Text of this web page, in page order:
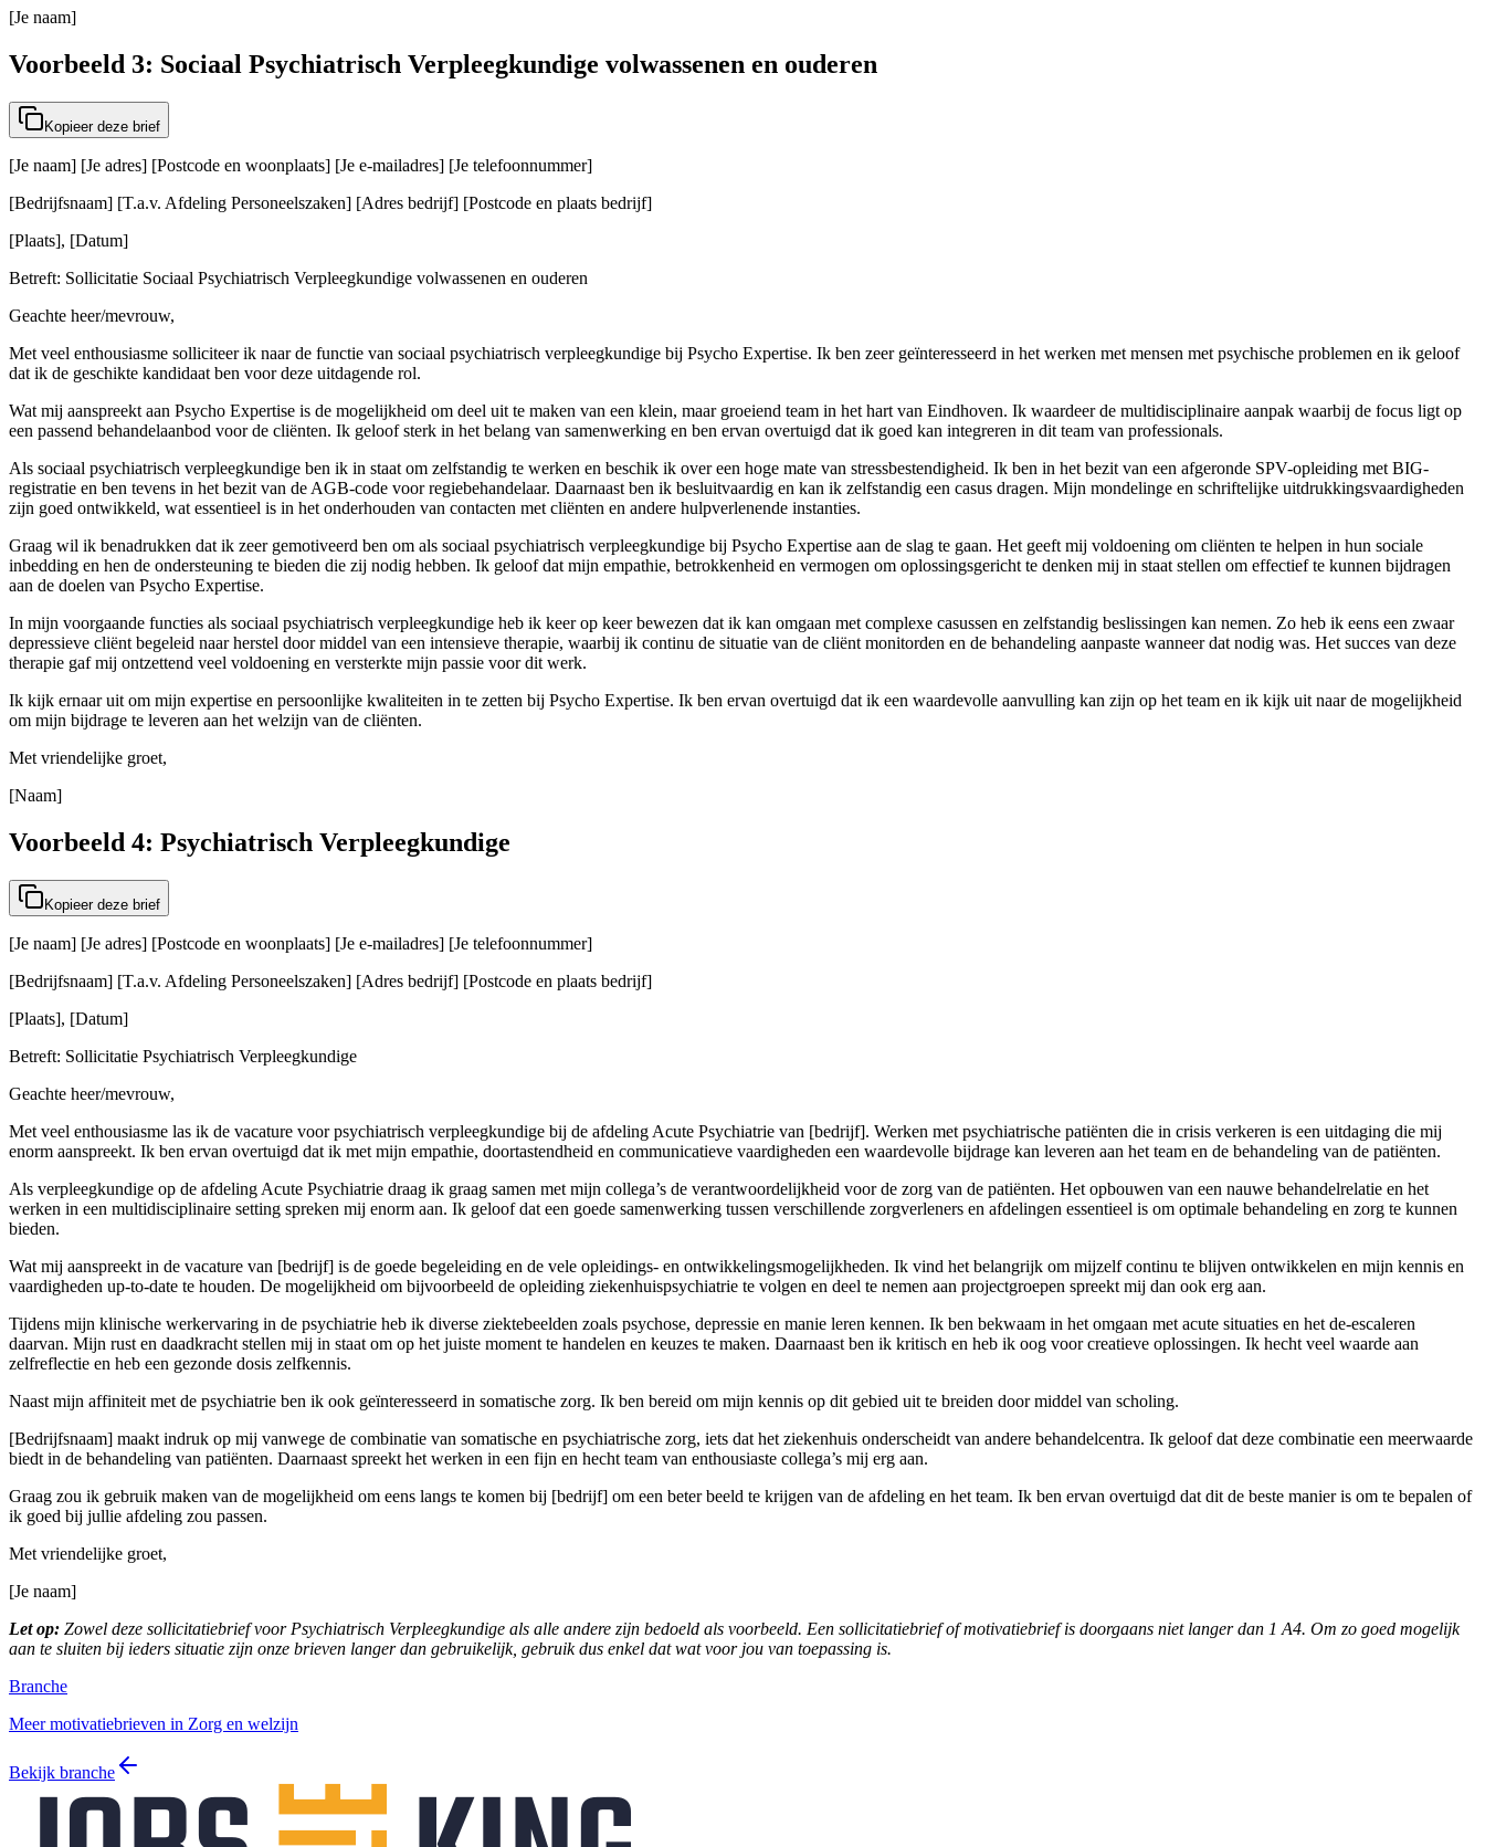
[Je naam]
Voorbeeld 3: Sociaal Psychiatrisch Verpleegkundige volwassenen en ouderen
Kopieer deze brief
[Je naam] [Je adres] [Postcode en woonplaats] [Je e-mailadres] [Je telefoonnummer]
[Bedrijfsnaam] [T.a.v. Afdeling Personeelszaken] [Adres bedrijf] [Postcode en plaats bedrijf]
[Plaats], [Datum]
Betreft: Sollicitatie Sociaal Psychiatrisch Verpleegkundige volwassenen en ouderen
Geachte heer/mevrouw,
Met veel enthousiasme solliciteer ik naar de functie van sociaal psychiatrisch verpleegkundige bij Psycho Expertise. Ik ben zeer geïnteresseerd in het werken met mensen met psychische problemen en ik geloof
dat ik de geschikte kandidaat ben voor deze uitdagende rol.
Wat mij aanspreekt aan Psycho Expertise is de mogelijkheid om deel uit te maken van een klein, maar groeiend team in het hart van Eindhoven. Ik waardeer de multidisciplinaire aanpak waarbij de focus ligt op
een passend behandelaanbod voor de cliënten. Ik geloof sterk in het belang van samenwerking en ben ervan overtuigd dat ik goed kan integreren in dit team van professionals.
Als sociaal psychiatrisch verpleegkundige ben ik in staat om zelfstandig te werken en beschik ik over een hoge mate van stressbestendigheid. Ik ben in het bezit van een afgeronde SPV-opleiding met BIG-
registratie en ben tevens in het bezit van de AGB-code voor regiebehandelaar. Daarnaast ben ik besluitvaardig en kan ik zelfstandig een casus dragen. Mijn mondelinge en schriftelijke uitdrukkingsvaardigheden
zijn goed ontwikkeld, wat essentieel is in het onderhouden van contacten met cliënten en andere hulpverlenende instanties.
Graag wil ik benadrukken dat ik zeer gemotiveerd ben om als sociaal psychiatrisch verpleegkundige bij Psycho Expertise aan de slag te gaan. Het geeft mij voldoening om cliënten te helpen in hun sociale
inbedding en hen de ondersteuning te bieden die zij nodig hebben. Ik geloof dat mijn empathie, betrokkenheid en vermogen om oplossingsgericht te denken mij in staat stellen om effectief te kunnen bijdragen
aan de doelen van Psycho Expertise.
In mijn voorgaande functies als sociaal psychiatrisch verpleegkundige heb ik keer op keer bewezen dat ik kan omgaan met complexe casussen en zelfstandig beslissingen kan nemen. Zo heb ik eens een zwaar
depressieve cliënt begeleid naar herstel door middel van een intensieve therapie, waarbij ik continu de situatie van de cliënt monitorden en de behandeling aanpaste wanneer dat nodig was. Het succes van deze
therapie gaf mij ontzettend veel voldoening en versterkte mijn passie voor dit werk.
Ik kijk ernaar uit om mijn expertise en persoonlijke kwaliteiten in te zetten bij Psycho Expertise. Ik ben ervan overtuigd dat ik een waardevolle aanvulling kan zijn op het team en ik kijk uit naar de mogelijkheid
om mijn bijdrage te leveren aan het welzijn van de cliënten.
Met vriendelijke groet,
[Naam]
Voorbeeld 4: Psychiatrisch Verpleegkundige
Kopieer deze brief
[Je naam] [Je adres] [Postcode en woonplaats] [Je e-mailadres] [Je telefoonnummer]
[Bedrijfsnaam] [T.a.v. Afdeling Personeelszaken] [Adres bedrijf] [Postcode en plaats bedrijf]
[Plaats], [Datum]
Betreft: Sollicitatie Psychiatrisch Verpleegkundige
Geachte heer/mevrouw,
Met veel enthousiasme las ik de vacature voor psychiatrisch verpleegkundige bij de afdeling Acute Psychiatrie van [bedrijf]. Werken met psychiatrische patiënten die in crisis verkeren is een uitdaging die mij
enorm aanspreekt. Ik ben ervan overtuigd dat ik met mijn empathie, doortastendheid en communicatieve vaardigheden een waardevolle bijdrage kan leveren aan het team en de behandeling van de patiënten.
Als verpleegkundige op de afdeling Acute Psychiatrie draag ik graag samen met mijn collega’s de verantwoordelijkheid voor de zorg van de patiënten. Het opbouwen van een nauwe behandelrelatie en het
werken in een multidisciplinaire setting spreken mij enorm aan. Ik geloof dat een goede samenwerking tussen verschillende zorgverleners en afdelingen essentieel is om optimale behandeling en zorg te kunnen
bieden.
Wat mij aanspreekt in de vacature van [bedrijf] is de goede begeleiding en de vele opleidings- en ontwikkelingsmogelijkheden. Ik vind het belangrijk om mijzelf continu te blijven ontwikkelen en mijn kennis en
vaardigheden up-to-date te houden. De mogelijkheid om bijvoorbeeld de opleiding ziekenhuispsychiatrie te volgen en deel te nemen aan projectgroepen spreekt mij dan ook erg aan.
Tijdens mijn klinische werkervaring in de psychiatrie heb ik diverse ziektebeelden zoals psychose, depressie en manie leren kennen. Ik ben bekwaam in het omgaan met acute situaties en het de-escaleren
daarvan. Mijn rust en daadkracht stellen mij in staat om op het juiste moment te handelen en keuzes te maken. Daarnaast ben ik kritisch en heb ik oog voor creatieve oplossingen. Ik hecht veel waarde aan
zelfreflectie en heb een gezonde dosis zelfkennis.
Naast mijn affiniteit met de psychiatrie ben ik ook geïnteresseerd in somatische zorg. Ik ben bereid om mijn kennis op dit gebied uit te breiden door middel van scholing.
[Bedrijfsnaam] maakt indruk op mij vanwege de combinatie van somatische en psychiatrische zorg, iets dat het ziekenhuis onderscheidt van andere behandelcentra. Ik geloof dat deze combinatie een meerwaarde
biedt in de behandeling van patiënten. Daarnaast spreekt het werken in een fijn en hecht team van enthousiaste collega’s mij erg aan.
Graag zou ik gebruik maken van de mogelijkheid om eens langs te komen bij [bedrijf] om een beter beeld te krijgen van de afdeling en het team. Ik ben ervan overtuigd dat dit de beste manier is om te bepalen of
ik goed bij jullie afdeling zou passen.
Met vriendelijke groet,
[Je naam]
Let op: Zowel deze sollicitatiebrief voor Psychiatrisch Verpleegkundige als alle andere zijn bedoeld als voorbeeld. Een sollicitatiebrief of motivatiebrief is doorgaans niet langer dan 1 A4. Om zo goed mogelijk
aan te sluiten bij ieders situatie zijn onze brieven langer dan gebruikelijk, gebruik dus enkel dat wat voor jou van toepassing is.
Branche
Meer motivatiebrieven in Zorg en welzijn
Bekijk branche